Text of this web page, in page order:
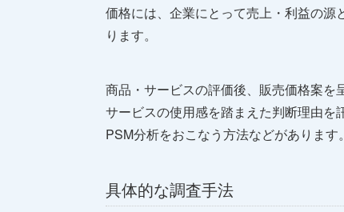
価格には、企業にとって売上・利益の
ります。
商品・サービスの評価後、販売価格案を
サービスの使用感を踏まえた判断理由
PSM分析をおこなう方法などがあります。
具体的な調査手法